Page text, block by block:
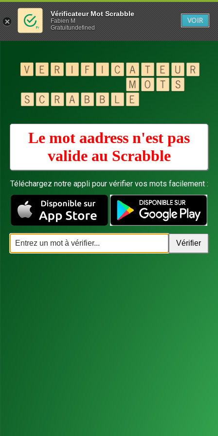
Le mot aadress n'est pas
valide au Scrabble
Téléchargez notre appli pour vérifier vos mots facilement :
Vérificateur Mot Scrabble
Fabien M
Gratuitundefined
VOIR